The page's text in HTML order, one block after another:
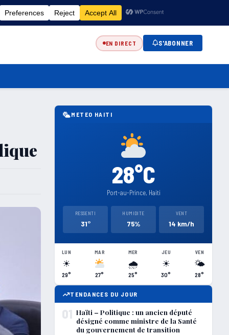
FR EN ES KR
EN DIRECT S'ABONNER
METEO HAITI
28°C
Port-au-Prince, Haiti
RESSENTI
31°
HUMIDITE
75%
VENT
14 km/h
LUN
☀
29°
MAR
27°
MER
🌧
25°
JEU
☀
30°
VEN
🌤
28°
TENDANCES DU JOUR
01 Haïti – Politique : un ancien député
désigné comme ministre de la Santé
du gouvernement de transition